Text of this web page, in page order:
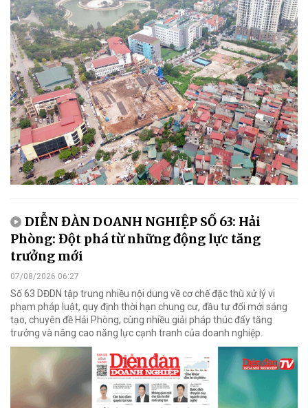
DIỄN ĐÀN DOANH NGHIỆP SỐ 63: Hải
Phòng: Đột phá từ những động lực tăng
trưởng mới
07/08/2026 06:27
Số 63 DĐDN tập trung nhiều nội dung về cơ chế đặc thù xử lý vi
phạm pháp luật, quy định thời hạn chung cư, đầu tư đổi mới sáng
tạo, chuyên đề Hải Phòng, cùng nhiều giải pháp thúc đẩy tăng
trưởng và nâng cao năng lực cạnh tranh của doanh nghiệp.